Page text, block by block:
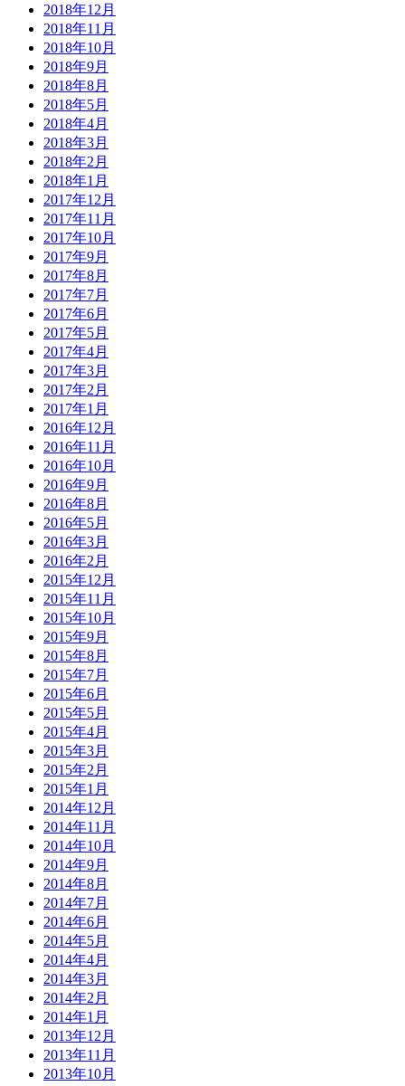
2018年12月
2018年11月
2018年10月
2018年9月
2018年8月
2018年5月
2018年4月
2018年3月
2018年2月
2018年1月
2017年12月
2017年11月
2017年10月
2017年9月
2017年8月
2017年7月
2017年6月
2017年5月
2017年4月
2017年3月
2017年2月
2017年1月
2016年12月
2016年11月
2016年10月
2016年9月
2016年8月
2016年5月
2016年3月
2016年2月
2015年12月
2015年11月
2015年10月
2015年9月
2015年8月
2015年7月
2015年6月
2015年5月
2015年4月
2015年3月
2015年2月
2015年1月
2014年12月
2014年11月
2014年10月
2014年9月
2014年8月
2014年7月
2014年6月
2014年5月
2014年4月
2014年3月
2014年2月
2014年1月
2013年12月
2013年11月
2013年10月